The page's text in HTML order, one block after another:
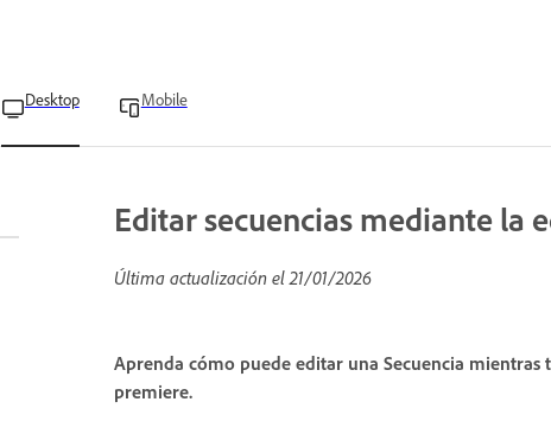
Desktop Mobile
Editar secuencias mediante la
Última actualización el21/01/2026
Aprenda cómo puede editar una Secuencia
premiere.